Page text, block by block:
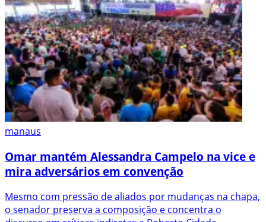
manaus
Omar mantém Alessandra Campelo na vice e
mira adversários em convenção
Mesmo com pressão de aliados por mudanças na chapa,
o senador preserva a composição e concentra o